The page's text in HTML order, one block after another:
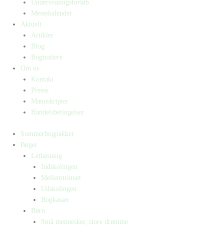
Undervisningsforløb
Messekalender
Aktuelt
Artikler
Blog
Bogtrailere
Om os
Kontakt
Presse
Manuskripter
Handelsbetingelser
Sommerbogpakker
Bøger
Letlæsning
Indskolingen
Mellemtrinnet
Udskolingen
Bogkasser
Børn
Små mennesker, store drømme